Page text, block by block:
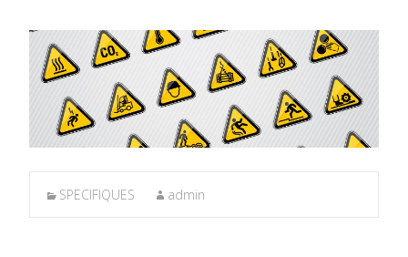
SPECIFIQUES admin